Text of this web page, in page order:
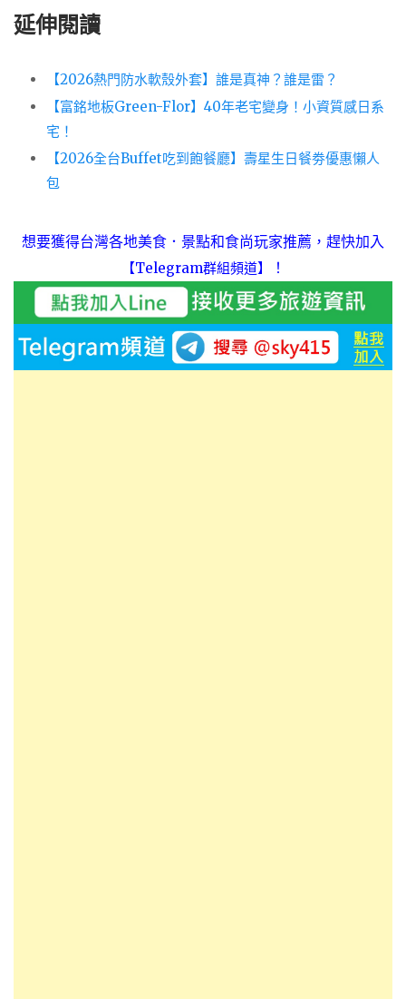
延伸閱讀
【2026熱門防水軟殼外套】誰是真神？誰是雷？
【富銘地板Green-Flor】40年老宅變身！小資質感日系
宅！
【2026全台Buffet吃到飽餐廳】壽星生日餐劵優惠懶人
包
想要獲得台灣各地美食．景點和食尚玩家推薦，趕快加入
【Telegram群組頻道】 ！